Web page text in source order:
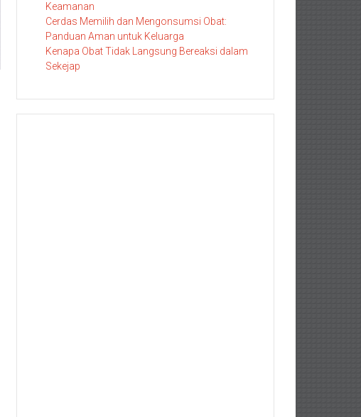
Keamanan
Cerdas Memilih dan Mengonsumsi Obat:
Panduan Aman untuk Keluarga
Kenapa Obat Tidak Langsung Bereaksi dalam
Sekejap